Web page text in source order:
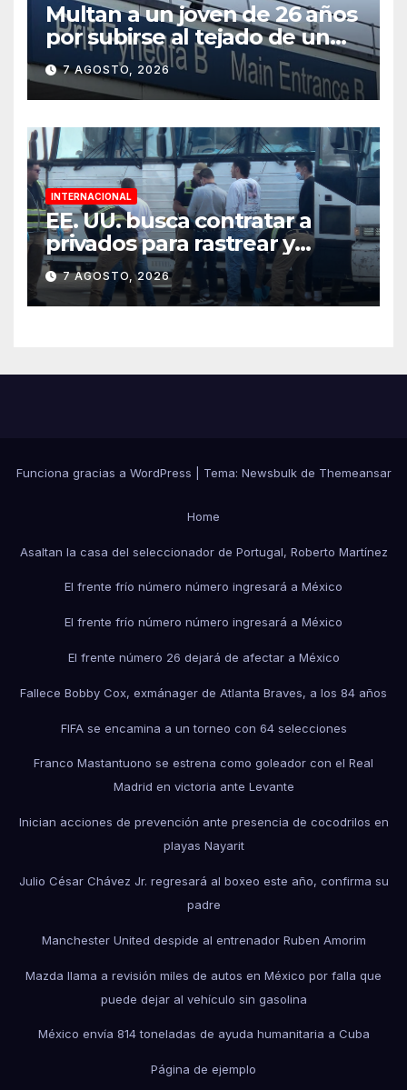
Multan a un joven de 26 años
por subirse al tejado de un
hospital disfrazado de “La
Muerte” en Gales
7 AGOSTO, 2026
INTERNACIONAL
EE. UU. busca contratar a
privados para rastrear y
cobrar multas a migrantes
deportados en México y
Centroamérica
7 AGOSTO, 2026
Funciona gracias a WordPress Tema: Newsbulkde Themeansar
Home
Asaltan la casa del seleccionador de Portugal, Roberto Martínez
El frente frío número número ingresará a México
El frente frío número número ingresará a México
El frente número 26 dejará de afectar a México
Fallece Bobby Cox, exmánager de Atlanta Braves, a los 84 años
FIFA se encamina a un torneo con 64 selecciones
Franco Mastantuono se estrena como goleador con el Real
Madrid en victoria ante Levante
Inician acciones de prevención ante presencia de cocodrilos en
playas Nayarit
Julio César Chávez Jr. regresará al boxeo este año, confirma su
padre
Manchester United despide al entrenador Ruben Amorim
Mazda llama a revisión miles de autos en México por falla que
puede dejar al vehículo sin gasolina
México envía 814 toneladas de ayuda humanitaria a Cuba
Página de ejemplo